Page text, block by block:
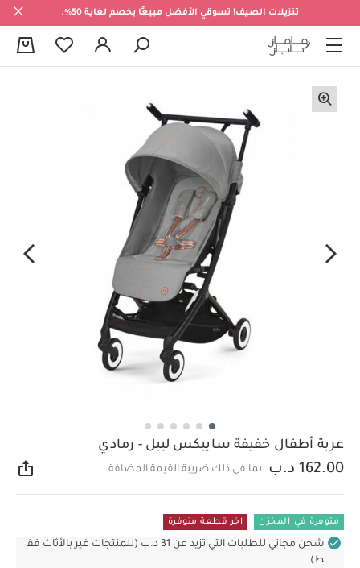
تنزيلات الصيف! تسوقي الأفضل مبيعًا بخصم لغاية 50%.
عربة أطفال خفيفة سايبكس ليبل - رمادي
162.00 د.ب بما في ذلك ضريبة القيمة المضافة
متوفرة في المخزن اخر قطعة متوفرة
شحن مجاني للطلبات التي تزيد عن 31 د.ب (للمنتجات غير بالأثاث فق
ط)